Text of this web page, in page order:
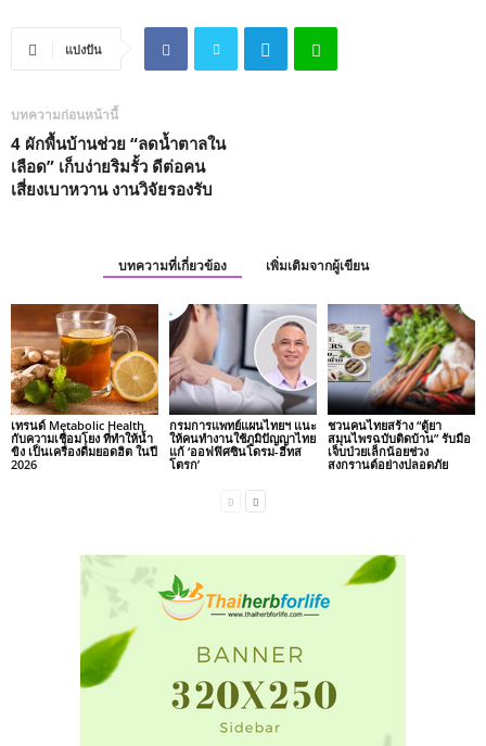
แบ่งปัน
บทความก่อนหน้านี้
4 ผักพื้นบ้านช่วย “ลดน้ำตาลใน
เลือด” เก็บง่ายริมรั้ว ดีต่อคน
เสี่ยงเบาหวาน งานวิจัยรองรับ
บทความที่เกี่ยวข้อง เพิ่มเติมจากผู้เขียน
เทรนด์ Metabolic Health
กับความเชื่อมโยง ที่ทำให้น้ำ
ขิง เป็นเครื่องดื่มยอดฮิต ในปี
2026
กรมการแพทย์แผนไทยฯ แนะ
ให้คนทำงานใช้ภูมิปัญญาไทย
แก้ ‘ออฟฟิศซินโดรม-ฮีทส
โตรก’
ชวนคนไทยสร้าง “ตู้ยา
สมุนไพรฉบับติดบ้าน” รับมือ
เจ็บป่วยเล็กน้อยช่วง
สงกรานต์อย่างปลอดภัย